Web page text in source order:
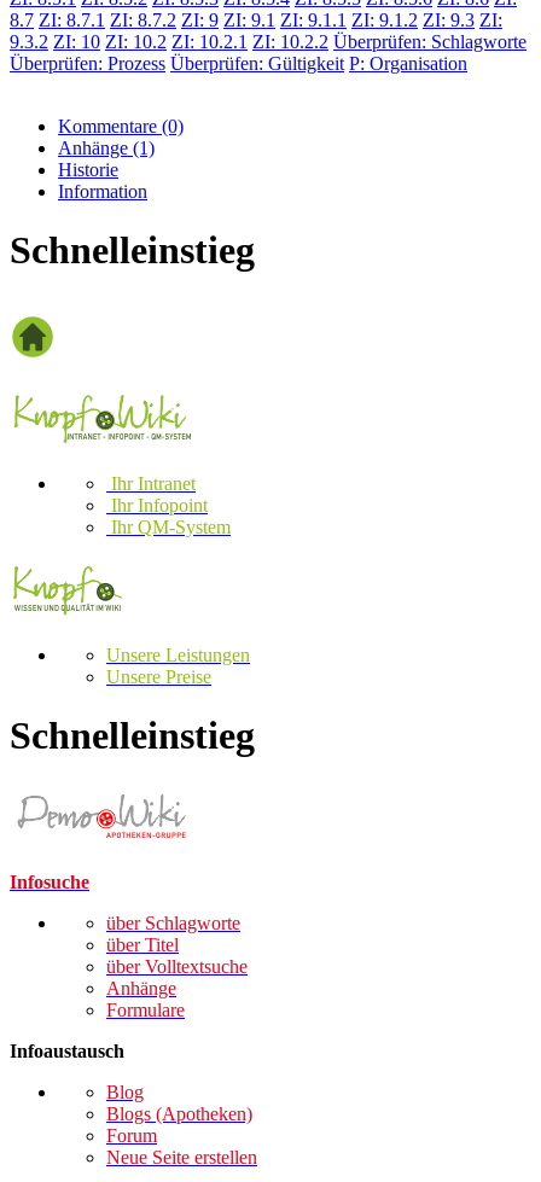
8.7 ZI: 8.7.1 ZI: 8.7.2 ZI: 9 ZI: 9.1 ZI: 9.1.1 ZI: 9.1.2 ZI: 9.3 ZI:
9.3.2 ZI: 10 ZI: 10.2 ZI: 10.2.1 ZI: 10.2.2 Überprüfen: Schlagworte
Überprüfen: Prozess Überprüfen: Gültigkeit P: Organisation
Kommentare (0)
Anhänge (1)
Historie
Information
Schnelleinstieg
Ihr Intranet
Ihr Infopoint
Ihr QM-System
Unsere Leistungen
Unsere Preise
Schnelleinstieg
Infosuche
über Schlagworte
über Titel
über Volltextsuche
Anhänge
Formulare
Infoaustausch
Blog
Blogs (Apotheken)
Forum
Neue Seite erstellen